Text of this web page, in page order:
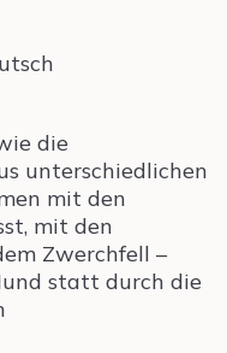
die
unterschiedlichen
mit den
mit den
Zwerchfell –
statt durch die